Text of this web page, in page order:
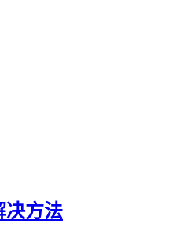
决方法